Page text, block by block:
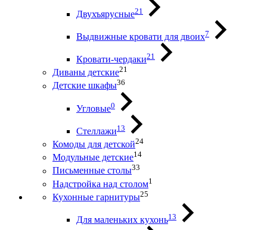
Двухъярусные21
Выдвижные кровати для двоих7
Кровати-чердаки21
Диваны детские21
Детские шкафы36
Угловые0
Стеллажи13
Комоды для детской24
Модульные детские14
Письменные столы33
Надстройка над столом1
Кухонные гарнитуры25
Для маленьких кухонь13